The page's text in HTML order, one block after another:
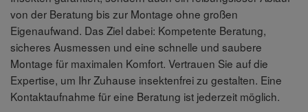
von der Beratung bis zur Montage ohne großen
Eigenaufwand. Das Ziel dabei: Kompetente Beratung,
sicheres Ausmessen und eine schnelle und saubere
Montage für maximalen Komfort. Vertrauen Sie auf die
Expertise, um Ihr Zuhause insektenfrei zu gestalten. Eine
Kontaktaufnahme für eine Beratung ist jederzeit möglich.